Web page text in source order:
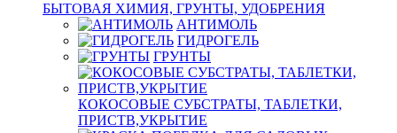
БЫТОВАЯ ХИМИЯ, ГРУНТЫ, УДОБРЕНИЯ
АНТИМОЛЬ
ГИДРОГЕЛЬ
ГРУНТЫ
КОКОСОВЫЕ СУБСТРАТЫ, ТАБЛЕТКИ,
ПРИСТВ,УКРЫТИЕ